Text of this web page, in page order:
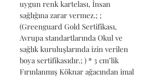
uygun renk kartelası, İnsan
sağlığına zarar vermez.; ;
(Greenguard Gold Sertifikası,
Avrupa standartlarında Okul ve
sağlık kuruluşlarında izin verilen
boya sertifikasıdır.; ) * 3 cm’lik
Fırınlanmış Köknar ağacından imal